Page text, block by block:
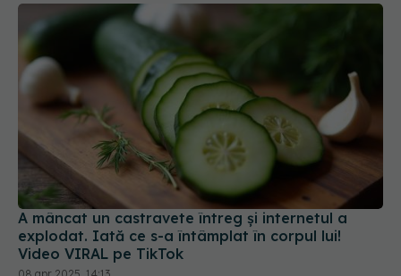
A mâncat un castravete întreg și internetul a
explodat. Iată ce s-a întâmplat în corpul lui!
Video VIRAL pe TikTok
08 apr 2025, 14:13